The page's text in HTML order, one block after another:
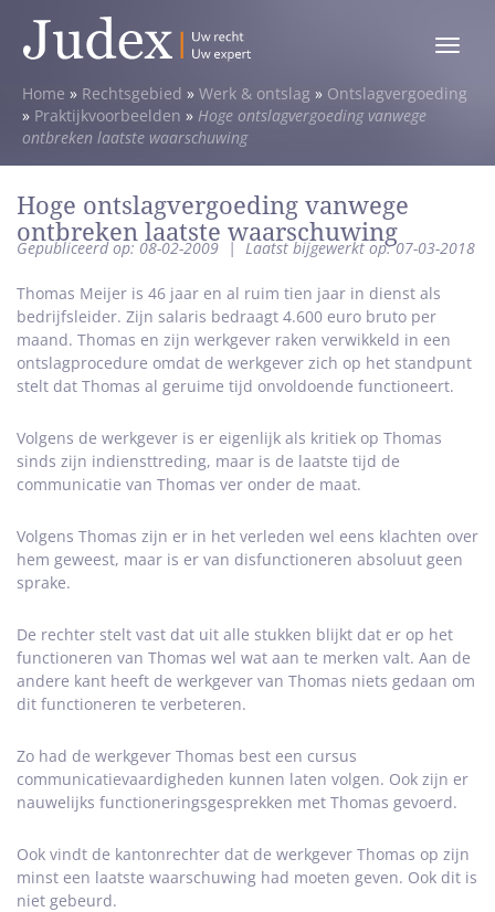
Toggle
Home » Rechtsgebied » Werk & ontslag » Ontslagvergoeding
» Praktijkvoorbeelden » Hoge ontslagvergoeding vanwege
ontbreken laatste waarschuwing
Hoge ontslagvergoeding vanwege
ontbreken laatste waarschuwing
Gepubliceerd op: 08-02-2009 |Laatst bijgewerkt op: 07-03-2018
Thomas Meijer is 46 jaar en al ruim tien jaar in dienst als
bedrijfsleider. Zijn salaris bedraagt 4.600 euro bruto per
maand. Thomas en zijn werkgever raken verwikkeld in een
ontslagprocedure omdat de werkgever zich op het standpunt
stelt dat Thomas al geruime tijd onvoldoende functioneert.
Volgens de werkgever is er eigenlijk als kritiek op Thomas
sinds zijn indiensttreding, maar is de laatste tijd de
communicatie van Thomas ver onder de maat.
Volgens Thomas zijn er in het verleden wel eens klachten over
hem geweest, maar is er van disfunctioneren absoluut geen
sprake.
De rechter stelt vast dat uit alle stukken blijkt dat er op het
functioneren van Thomas wel wat aan te merken valt. Aan de
andere kant heeft de werkgever van Thomas niets gedaan om
dit functioneren te verbeteren.
Zo had de werkgever Thomas best een cursus
communicatievaardigheden kunnen laten volgen. Ook zijn er
nauwelijks functioneringsgesprekken met Thomas gevoerd.
Ook vindt de kantonrechter dat de werkgever Thomas op zijn
minst een laatste waarschuwing had moeten geven. Ook dit is
niet gebeurd.